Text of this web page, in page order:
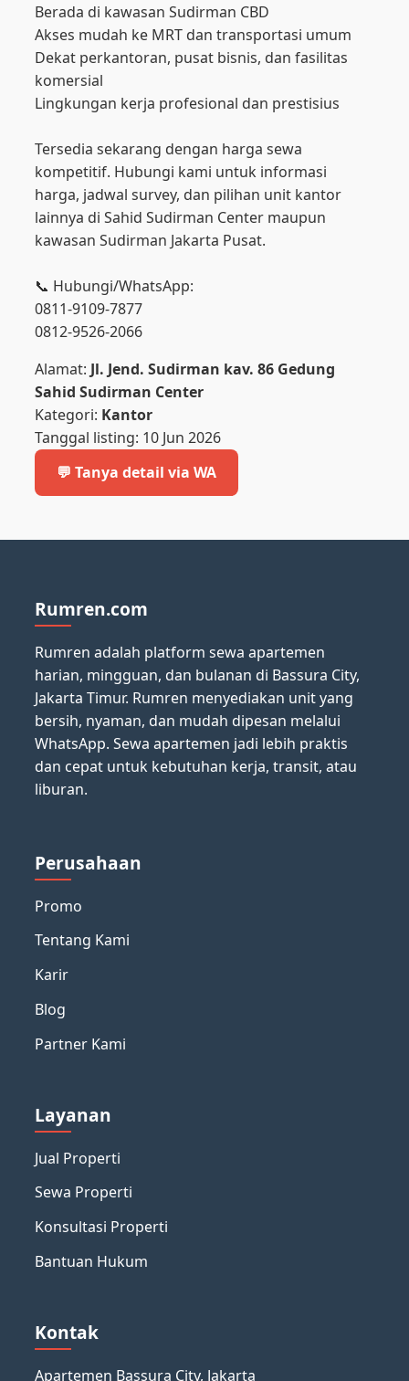
Berada di kawasan Sudirman CBD
Akses mudah ke MRT dan transportasi umum
Dekat perkantoran, pusat bisnis, dan fasilitas
komersial
Lingkungan kerja profesional dan prestisius
Tersedia sekarang dengan harga sewa
kompetitif. Hubungi kami untuk informasi
harga, jadwal survey, dan pilihan unit kantor
lainnya di Sahid Sudirman Center maupun
kawasan Sudirman Jakarta Pusat.
📞 Hubungi/WhatsApp:
0811-9109-7877
0812-9526-2066
Alamat: Jl. Jend. Sudirman kav. 86 Gedung
Sahid Sudirman Center
Kategori: Kantor
Tanggal listing: 10 Jun 2026
💬 Tanya detail via WA
Rumren.com
Rumren adalah platform sewa apartemen
harian, mingguan, dan bulanan di Bassura City,
Jakarta Timur. Rumren menyediakan unit yang
bersih, nyaman, dan mudah dipesan melalui
WhatsApp. Sewa apartemen jadi lebih praktis
dan cepat untuk kebutuhan kerja, transit, atau
liburan.
Perusahaan
Promo
Tentang Kami
Karir
Blog
Partner Kami
Layanan
Jual Properti
Sewa Properti
Konsultasi Properti
Bantuan Hukum
Kontak
Apartemen Bassura City, Jakarta